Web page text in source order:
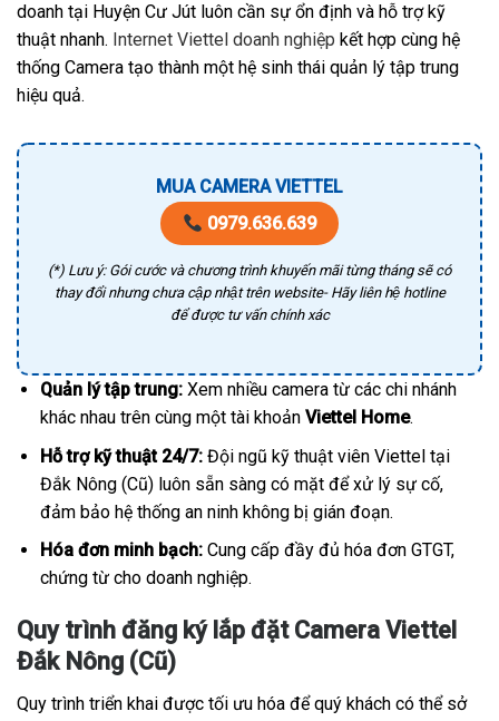
doanh tại Huyện Cư Jút luôn cần sự ổn định và hỗ trợ kỹ
thuật nhanh. Internet Viettel doanh nghiệp kết hợp cùng hệ
thống Camera tạo thành một hệ sinh thái quản lý tập trung
hiệu quả.
MUA CAMERA VIETTEL
0979.636.639
(*) Lưu ý: Gói cước và chương trình khuyến mãi từng tháng sẽ có
thay đổi nhưng chưa cập nhật trên website- Hãy liên hệ hotline
để được tư vấn chính xác
Quản lý tập trung:Xem nhiều camera từ các chi nhánh
khác nhau trên cùng một tài khoản Viettel Home.
Hỗ trợ kỹ thuật 24/7:Đội ngũ kỹ thuật viên Viettel tại
Đắk Nông (Cũ) luôn sẵn sàng có mặt để xử lý sự cố,
đảm bảo hệ thống an ninh không bị gián đoạn.
Hóa đơn minh bạch:Cung cấp đầy đủ hóa đơn GTGT,
chứng từ cho doanh nghiệp.
Quy trình đăng ký lắp đặt Camera Viettel
Đắk Nông (Cũ)
Quy trình triển khai được tối ưu hóa để quý khách có thể sở